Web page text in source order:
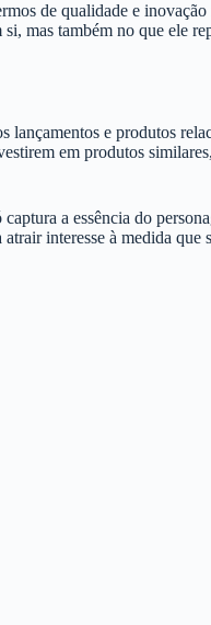
de qualidade e
mas também no que ele
e produtos
em produtos
a essência do
interesse à medida que